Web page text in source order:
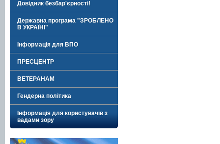
Довідник безбар'єрності!
Державна програма "ЗРОБЛЕНО
В УКРАЇНІ"
Інформація для ВПО
ПРЕСЦЕНТР
ВЕТЕРАНАМ
Гендерна політика
Інформація для користувачів з
вадами зору